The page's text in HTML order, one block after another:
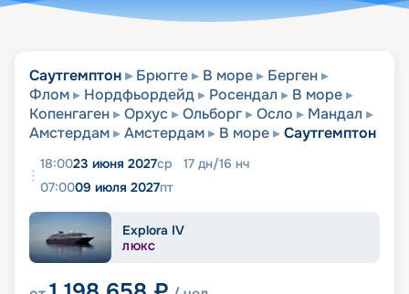
Саутгемптон Брюгге В море
Берген
Флом
Нордфьордейд Росендал
В море
Копенгаген
Орхус Ольборг Осло
Мандал
Амстердам
Амстердам В море Саутгемптон
18:0023 июня 2027ср 17 дн/16 нч
07:0009 июля 2027пт
Explora IV
ЛЮКС